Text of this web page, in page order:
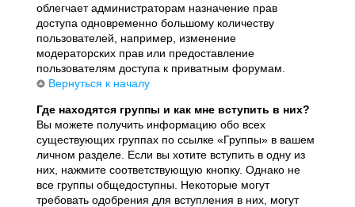
облегчает администраторам назначение прав
доступа одновременно большому количеству
пользователей, например, изменение
модераторских прав или предоставление
пользователям доступа к приватным форумам.
Вернуться к началу
Где находятся группы и как мне вступить в них?
Вы можете получить информацию обо всех
существующих группах по ссылке «Группы» в вашем
личном разделе. Если вы хотите вступить в одну из
них, нажмите соответствующую кнопку. Однако не
все группы общедоступны. Некоторые могут
требовать одобрения для вступления в них, могут